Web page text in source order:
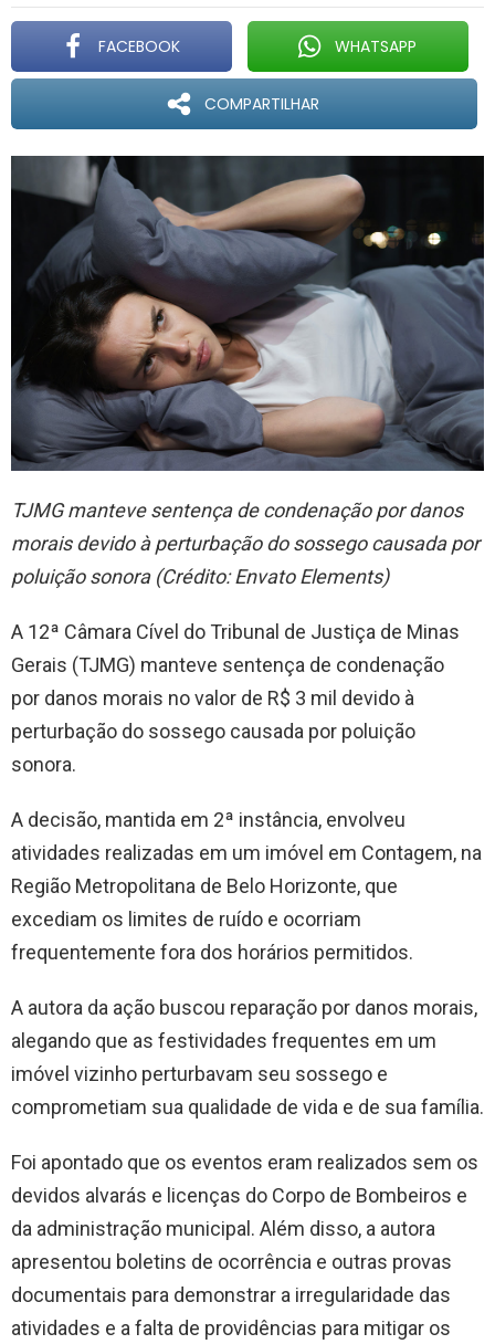
FACEBOOK WHATSAPP
COMPARTILHAR
TJMG manteve sentença de condenação por danos
morais devido à perturbação do sossego causada por
poluição sonora (Crédito: Envato Elements)
A 12ª Câmara Cível do Tribunal de Justiça de Minas
Gerais (TJMG) manteve sentença de condenação
por danos morais no valor de R$ 3 mil devido à
perturbação do sossego causada por poluição
sonora.
A decisão, mantida em 2ª instância, envolveu
atividades realizadas em um imóvel em Contagem, na
Região Metropolitana de Belo Horizonte, que
excediam os limites de ruído e ocorriam
frequentemente fora dos horários permitidos.
A autora da ação buscou reparação por danos morais,
alegando que as festividades frequentes em um
imóvel vizinho perturbavam seu sossego e
comprometiam sua qualidade de vida e de sua família.
Foi apontado que os eventos eram realizados sem os
devidos alvarás e licenças do Corpo de Bombeiros e
da administração municipal. Além disso, a autora
apresentou boletins de ocorrência e outras provas
documentais para demonstrar a irregularidade das
atividades e a falta de providências para mitigar os